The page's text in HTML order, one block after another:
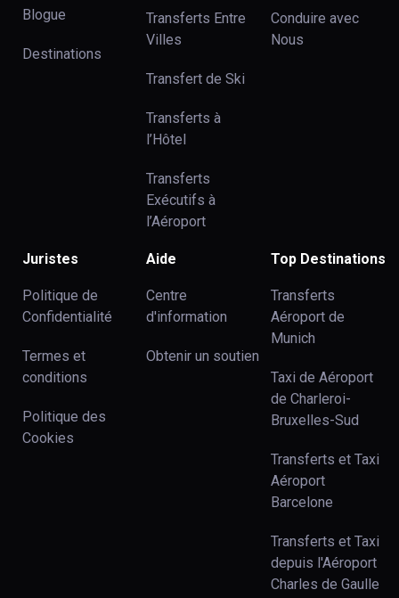
Blogue
Destinations
Transferts Entre
Villes
Transfert de Ski
Transferts à
l’Hôtel
Transferts
Exécutifs à
l’Aéroport
Conduire avec
Nous
Juristes
Politique de
Confidentialité
Termes et
conditions
Politique des
Cookies
Aide
Centre
d'information
Obtenir un soutien
Top Destinations
Transferts
Aéroport de
Munich
Taxi de Aéroport
de Charleroi-
Bruxelles-Sud
Transferts et Taxi
Aéroport
Barcelone
Transferts et Taxi
depuis l'Aéroport
Charles de Gaulle